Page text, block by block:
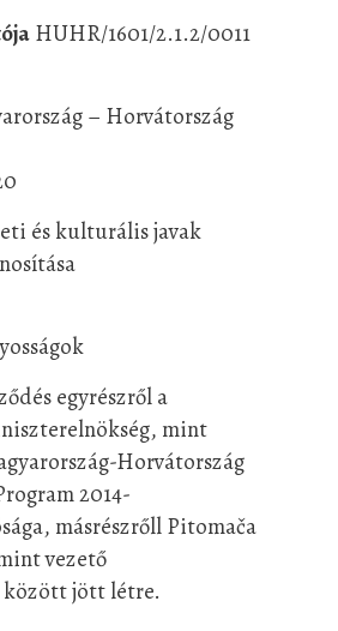
HUHR/1601/2.1.2/0011
– Horvátország
és kulturális javak
egyrészről a
mint
Horvátország
2014-
másrészrőll Pitomača
vezető
között jött létre.